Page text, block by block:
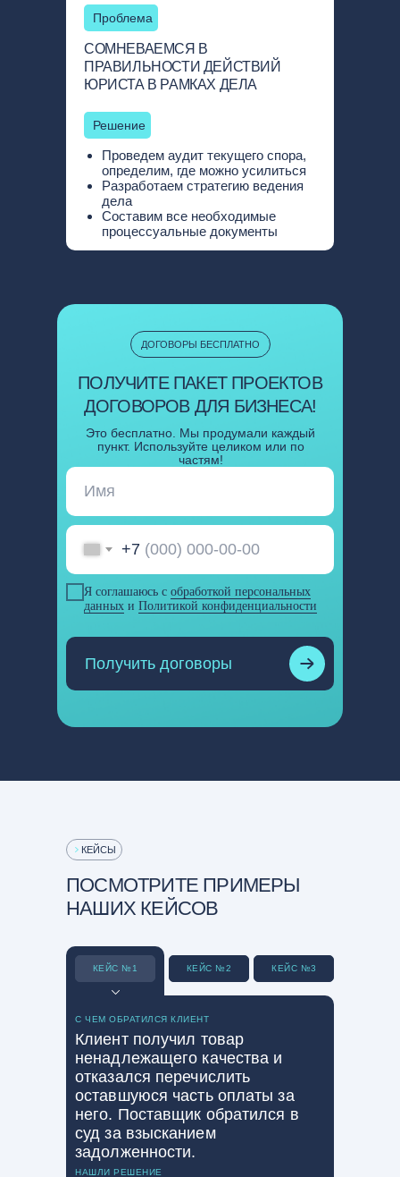
СОМНЕВАЕМСЯ В
ПРАВИЛЬНОСТИ ДЕЙСТВИЙ
ЮРИСТА В РАМКАХ ДЕЛА
Проведем аудит текущего спора,
определим, где можно усилиться
Разработаем стратегию ведения
дела
Составим все необходимые
процессуальные документы
Проблема
Решение
ПОЛУЧИТЕ ПАКЕТ ПРОЕКТОВ
ДОГОВОРОВ ДЛЯ БИЗНЕСА!
Это бесплатно. Мы продумали каждый
пункт. Используйте целиком или по
частям!
Нажимая на кнопку, вы соглашаетесь
ДОГОВОРЫ БЕСПЛАТНО
+7
Я соглашаюсь с обработкой персональных
данных и Политикой конфиденциальности
LET'S GO!
Получить договоры
ПОСМОТРИТЕ ПРИМЕРЫ
НАШИХ КЕЙСОВ
КЕЙСЫ
Клиент получил товар
ненадлежащего качества и
отказался перечислить
оставшуюся часть оплаты за
него. Поставщик обратился в
суд за взысканием
задолженности.
С ЧЕМ ОБРАТИЛСЯ КЛИЕНТ
НАШЛИ РЕШЕНИЕ
КЕЙС №1 КЕЙС №2 КЕЙС №3
отказался перечислить
Контрагент клиента обратился с
поставки оборудования. В
Арендодатель клиента
обратился с иском о
задолженности по
аренды.